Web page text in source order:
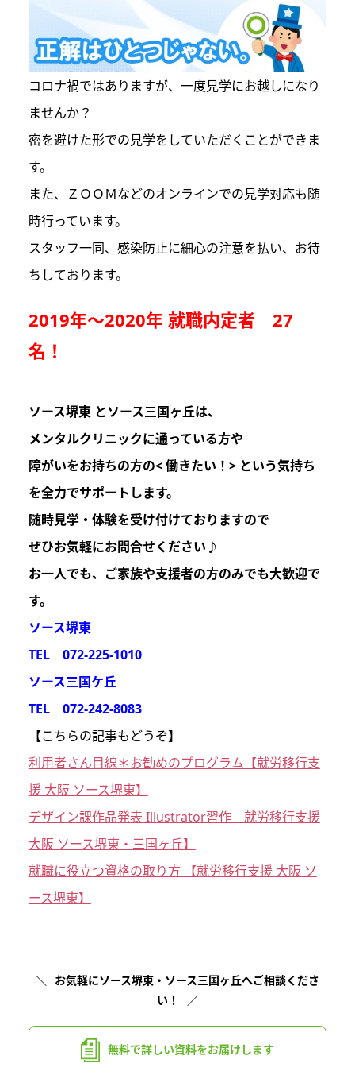
コロナ禍ではありますが、一度見学にお越しになり
ませんか？
密を避けた形での見学をしていただくことができま
す。
また、ＺＯＯＭなどのオンラインでの見学対応も随
時行っています。
スタッフ一同、感染防止に細心の注意を払い、お待
ちしております。
2019年～2020年 就職内定者 27
名！
ソース堺東 とソース三国ヶ丘は、
メンタルクリニックに通っている方や
障がいをお持ちの方の< 働きたい！> という気持ち
を全力でサポートします。
随時見学・体験を受け付けておりますので
ぜひお気軽にお問合せください♪
お一人でも、ご家族や支援者の方のみでも大歓迎で
す。
ソース堺東
TEL 072-225-1010
ソース三国ケ丘
TEL 072-242-8083
【こちらの記事もどうぞ】
利用者さん目線＊お勧めのプログラム【就労移行支
援 大阪 ソース堺東】
デザイン課作品発表 Illustrator習作 就労移行支援
大阪 ソース堺東・三国ヶ丘】
就職に役立つ資格の取り方 【就労移行支援 大阪 ソ
ース堺東】
お気軽にソース堺東・ソース三国ヶ丘へご相談くださ
い！
無料で詳しい資料をお届けします